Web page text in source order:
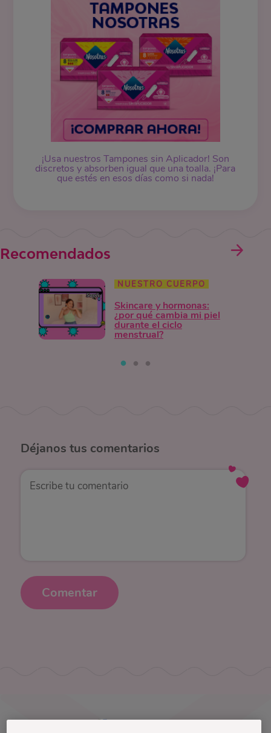
¡Usa nuestros Tampones sin Aplicador! Son
discretos y absorben igual que una toalla. ¡Para
que estés en esos días como si nada!
Recomendados
NUESTRO CUERPO
Skincare y hormonas:
¿por qué cambia mi piel
durante el ciclo
menstrual?
Déjanos tus comentarios
Comentar